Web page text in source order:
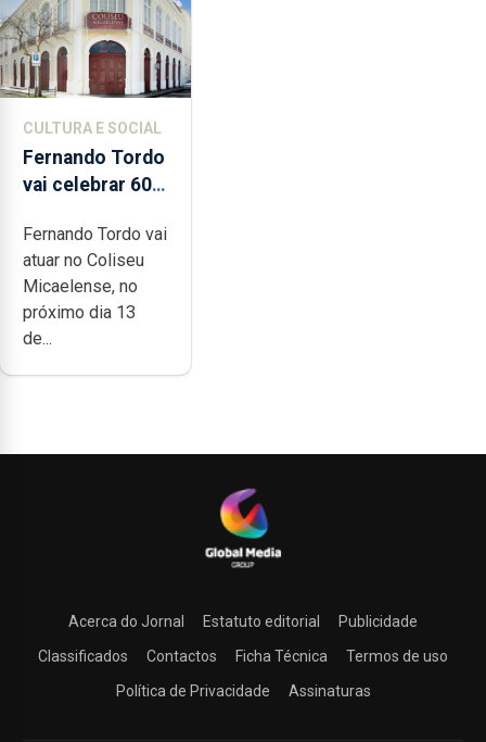
CULTURA E SOCIAL
Fernando Tordo
vai celebrar 60
no Coliseu
Micaelense
Fernando Tordo vai
atuar no Coliseu
Micaelense, no
próximo dia 13
de...
Acerca do Jornal Estatuto editorial
Publicidade
Classificados
Contactos Ficha Técnica
Termos de uso
Política de Privacidade
Assinaturas